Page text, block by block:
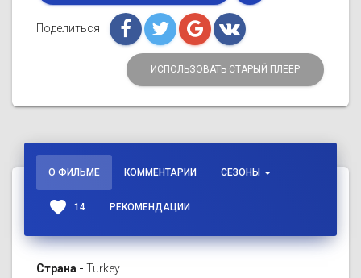
Поделиться
ИСПОЛЬЗОВАТЬ СТАРЫЙ ПЛЕЕР
О ФИЛЬМЕ КОММЕНТАРИИ СЕЗОНЫ
favorite 14 РЕКОМЕНДАЦИИ
Страна - Turkey